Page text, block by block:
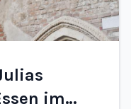
im